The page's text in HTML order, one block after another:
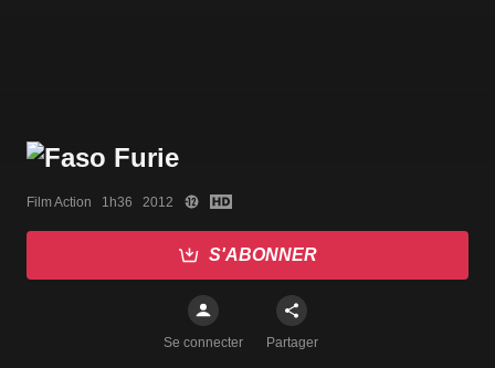
Film Action   1h36   2012
S'ABONNER
Se connecter Partager